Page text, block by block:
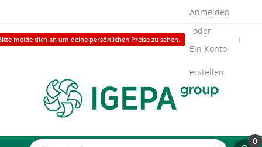
melde dich an um deine persönlichen Preise zu sehen.
Anmelden
Ein Konto
erstellen
0